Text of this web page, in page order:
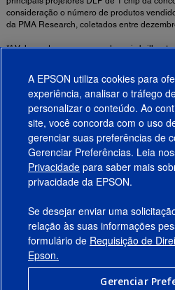
consideração o número de produtos
da PMA Research, coletados entre
** Volume de gama em modo mais
3LCD e os principais projetores DLP de 1
consideração o número de produtos
da PMA Reseach, coletados entre
Produtos
Suporte
Links Sugeridos
Empresa
Conecte-se com a Epson
A EPSON utiliza cookies para
experiência, analisar o tráfego
personalizar o conteúdo. Ao
site, você concorda com o uso
gerenciar suas preferências de
Gerenciar Preferências. Leia
Privacidade para saber mais
privacidade da EPSON.
Se desejar enviar uma
relação às suas informações
formulário de Requisição de
Epson.
Gerenciar